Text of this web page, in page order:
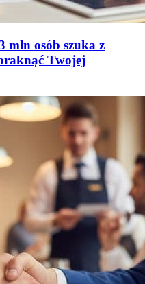
mln osób szuka z
Twojej